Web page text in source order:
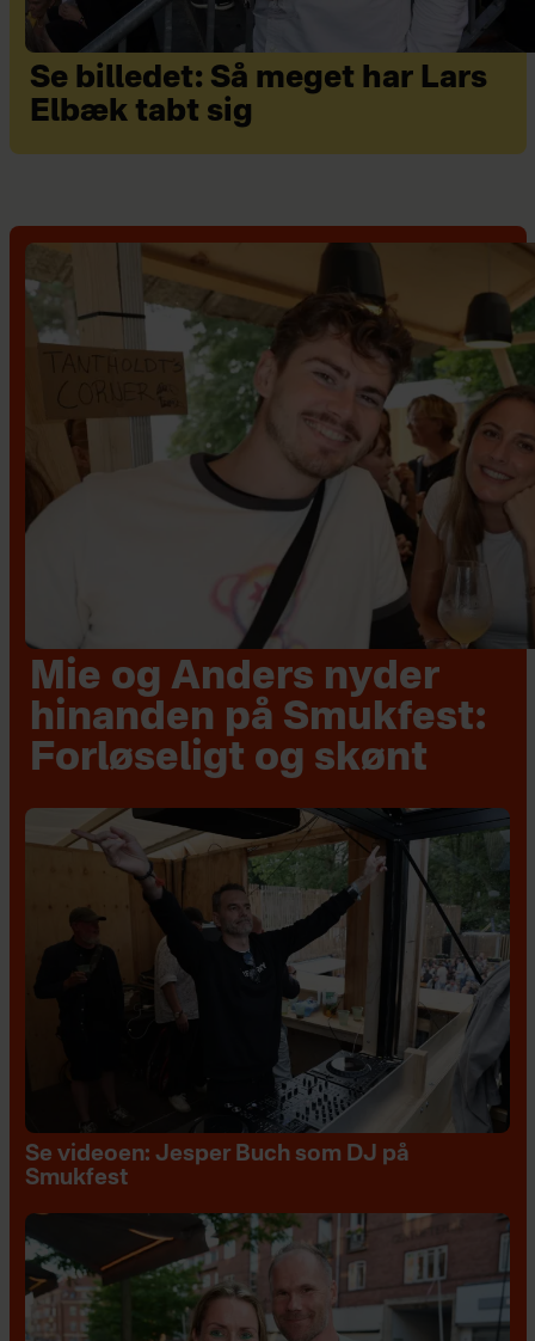
Se billedet: Så meget har Lars
Elbæk tabt sig
Mie og Anders nyder
hinanden på Smukfest:
Forløseligt og skønt
Se videoen: Jesper Buch som DJ på
Smukfest